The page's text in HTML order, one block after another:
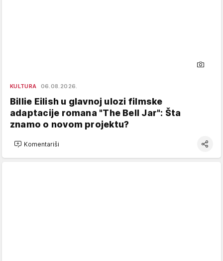
KULTURA 06.08.2026.
Billie Eilish u glavnoj ulozi filmske
adaptacije romana "The Bell Jar": Šta
znamo o novom projektu?
Komentariši